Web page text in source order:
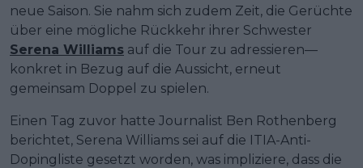
neue Saison. Sie nahm sich zudem Zeit, die Gerüchte
über eine mögliche Rückkehr ihrer Schwester
Serena Williams auf die Tour zu adressieren—
konkret in Bezug auf die Aussicht, erneut
gemeinsam Doppel zu spielen.
Einen Tag zuvor hatte Journalist Ben Rothenberg
berichtet, Serena Williams sei auf die ITIA-Anti-
Dopingliste gesetzt worden, was impliziere, dass die